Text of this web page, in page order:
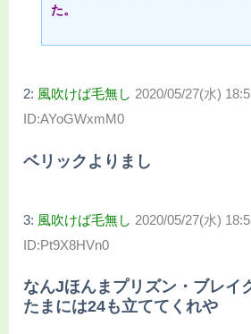
た。
2: 風吹けば毛無し 2020/05/27(水)
ID:AYoGWxmM0
ベリックよりまし
3: 風吹けば毛無し 2020/05/27(水)
ID:Pt9X8HVn0
なんJほんまプリズン・ブレイ
たまには24も立ててくれや